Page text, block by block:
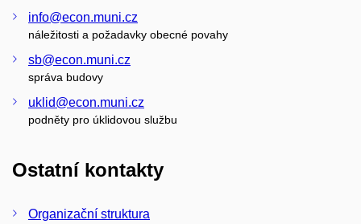
info@econ.muni.cz
náležitosti a požadavky obecné povahy
sb@econ.muni.cz
správa budovy
uklid@econ.muni.cz
podněty pro úklidovou službu
Ostatní kontakty
Organizační struktura